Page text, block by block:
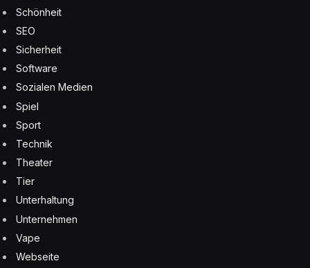
Schönheit
SEO
Sicherheit
Software
Sozialen Medien
Spiel
Sport
Technik
Theater
Tier
Unterhaltung
Unternehmen
Vape
Webseite